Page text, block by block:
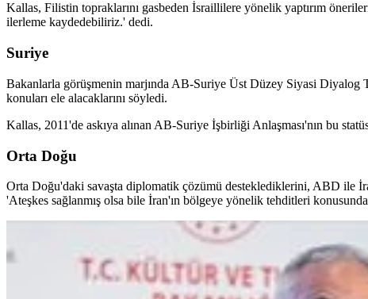
Kallas, Filistin topraklarını gasbeden İsraillilere yönelik yaptırım
ilerleme kaydedebiliriz.' dedi.
Suriye
Bakanlarla görüşmenin marjında AB-Suriye Üst Düzey Siyasi Diyalog
konuları ele alacaklarını söyledi.
Kallas, 2011'de askıya alınan AB-Suriye İşbirliği Anlaşması'nın bu
Orta Doğu
Orta Doğu'daki savaşta diplomatik çözümü desteklediklerini, ABD ile
'Ateşkes sağlanmış olsa bile İran'ın bölgeye yönelik tehditleri